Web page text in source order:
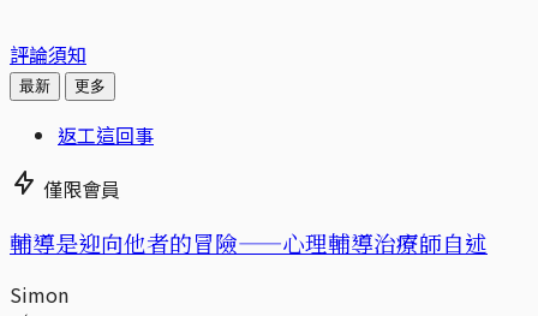
評論須知
最新 更多
返工這回事
僅限會員
輔導是迎向他者的冒險——心理輔導治療師自述
Simon